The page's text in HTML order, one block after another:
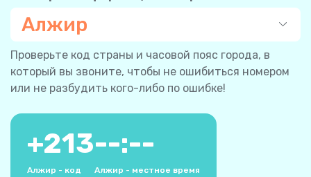
Алжир
Проверьте код страны и часовой пояс города, в
который вы звоните, чтобы не ошибиться номером
или не разбудить кого-либо по ошибке!
+213
Алжир - код
--:--
Алжир - местное время